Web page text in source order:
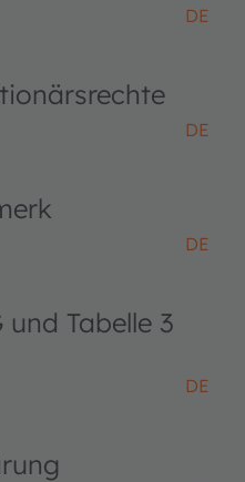
DE
DE
DE
und Tabelle 3
DE